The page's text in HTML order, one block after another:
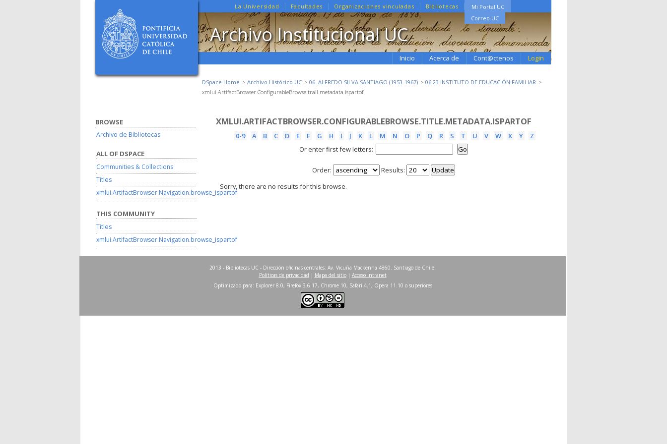
Mi Portal UC
Correo UC
La Universidad Facultades Organizaciones vinculadas Bibliotecas
Archivo Institucional UC
Login
Inicio Acerca de Cont@ctenos
DSpace Home Archivo Histórico UC 06. ALFREDO SILVA SANTIAGO (1953-1967)
06.23 INSTITUTO DE EDUCACIÓN FAMILIAR
xmlui.ArtifactBrowser.ConfigurableBrowse.trail.metadata.ispartof
XMLUI.ARTIFACTBROWSER.CONFIGURABLEBROWSE.TITLE.METADATA.ISPARTOF
0-9 A B C D E F G H I J K L M N O P Q R S T U V W X Y
Z
Or enter first few letters:
Order:
Results:
Sorry, there are no results for this browse.
BROWSE
Archivo de Bibliotecas
ALL OF DSPACE
Communities & Collections
Titles
xmlui.ArtifactBrowser.Navigation.browse_ispartof
THIS COMMUNITY
Titles
xmlui.ArtifactBrowser.Navigation.browse_ispartof
2013 - Bibliotecas UC - Dirección oficinas centrales: Av. Vicuña Mackenna 4860. Santiago de Chile.
Políticas de privacidad | Mapa del sitio| Acceso Intranet
Optimizado para: Explorer 8.0, Firefox 3.6.17, Chrome 10, Safari 4.1, Opera 11.10 o superiores